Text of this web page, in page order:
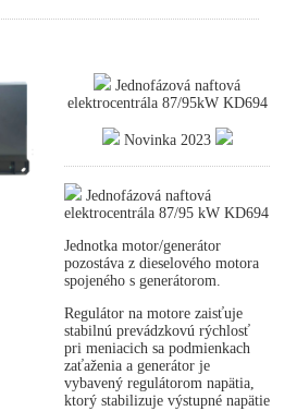
Jednofázová naftová
elektrocentrála 87/95kW KD694
Novinka 2023
Jednofázová naftová
elektrocentrála 87/95 kW KD694
Jednotka motor/generátor
pozostáva z dieselového motora
spojeného s generátorom.
Regulátor na motore zaisťuje
stabilnú prevádzkovú rýchlosť
pri meniacich sa podmienkach
zaťaženia a generátor je
vybavený regulátorom napätia,
ktorý stabilizuje výstupné napätie